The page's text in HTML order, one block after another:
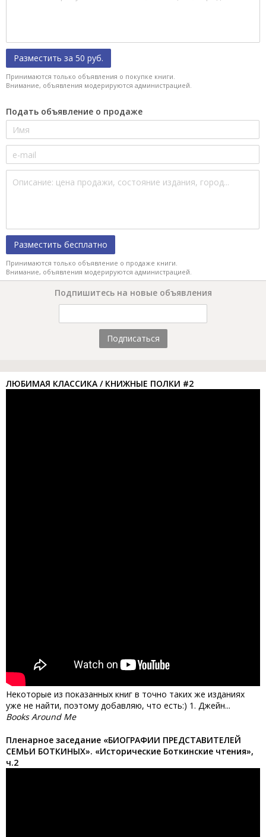
Разместить за 50 руб.
Принимаются только объявления о покупке книги.
Внимание, объявления модерируются администрацией.
Подать объявление о продаже
Разместить бесплатно
Принимаются только объявление о продаже книги.
Внимание, объявления модерируются администрацией.
Подпишитесь на новые объявления
Подписаться
ЛЮБИМАЯ КЛАССИКА / КНИЖНЫЕ ПОЛКИ #2
Некоторые из показанных книг в точно таких же изданиях
уже не найти, поэтому добавляю, что есть:) 1. Джейн...
Books Around Me
Пленарное заседание «БИОГРАФИИ ПРЕДСТАВИТЕЛЕЙ
СЕМЬИ БОТКИНЫХ». «Исторические Боткинские чтения»,
ч.2